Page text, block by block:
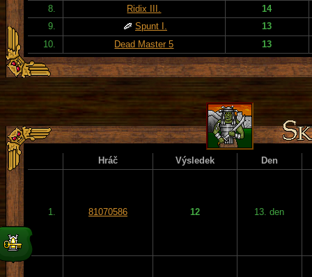
8.
Ridix III.
14
9.
Spunt I.
13
10.
Dead Master 5 13
Hráč Výsledek Den
1. 81070586 12 13. den